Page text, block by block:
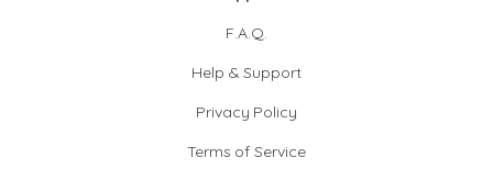
F.A.Q.
Help & Support
Privacy Policy
Terms of Service